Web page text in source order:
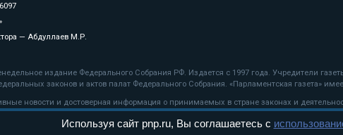
— Абдуллаев М.Р.
издание Федерального Собрания РФ. Издается с 1997 года. Учредители
законов и актов палат Федерального Собрания. «Парламентская газета»
новости и достоверная информация о принимаемых в стране законах и
pnp.ru обязательна.
рекомендательные технологии
Используя сайт pnp.ru, Вы соглашаетесь с